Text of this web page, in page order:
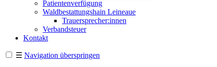
Patientenverfügung
Waldbestattungshain Leineaue
Trauersprecher:innen
Verbandsteuer
Kontakt
☰ Navigation überspringen